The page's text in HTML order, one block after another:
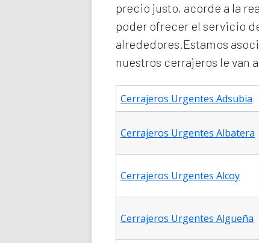
precio justo, acorde a la
poder ofrecer el servicio
alrededores.Estamos
nuestros cerrajeros le van
Cerrajeros Urgentes Adsubia
Cerrajeros Urgentes Albatera
Cerrajeros Urgentes Alcoy
Cerrajeros Urgentes Algueña